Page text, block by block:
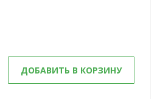
ДОБАВИТЬ В КОРЗИНУ